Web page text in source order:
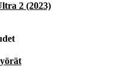
2 (2023)